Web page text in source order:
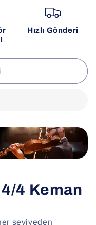
Hızlı Gönderi
4 Keman
seviyeden